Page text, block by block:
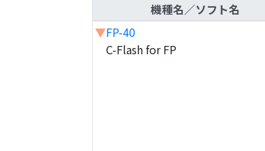
機種名／ソフト名
▼FP-40
C-Flash for FP